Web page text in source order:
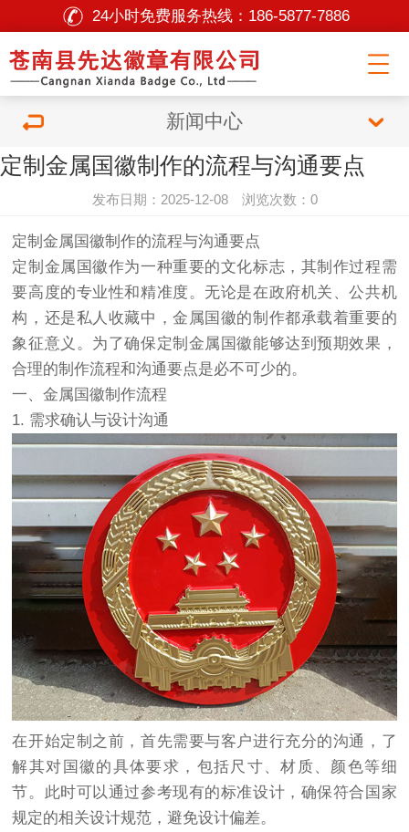
24小时免费服务热线： 186-5877-7886
新闻中心
定制金属国徽制作的流程与沟通要点
发布日期：2025-12-08 浏览次数：0
定制金属国徽制作的流程与沟通要点
定制金属国徽作为一种重要的文化标志，其制作过程需
要高度的专业性和精准度。无论是在政府机关、公共机
构，还是私人收藏中，金属国徽的制作都承载着重要的
象征意义。为了确保定制金属国徽能够达到预期效果，
合理的制作流程和沟通要点是必不可少的。
一、金属国徽制作流程
1. 需求确认与设计沟通
在开始定制之前，首先需要与客户进行充分的沟通，了
解其对国徽的具体要求，包括尺寸、材质、颜色等细
节。此时可以通过参考现有的标准设计，确保符合国家
规定的相关设计规范，避免设计偏差。